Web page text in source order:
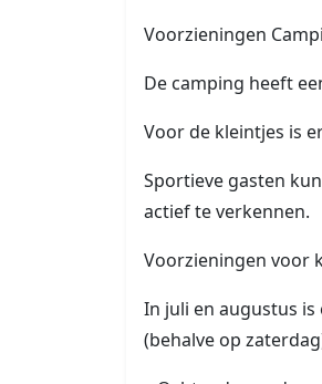
Voorzieningen
De camping heeft
Voor de kleintjes is
Sportieve gasten
actief te verkennen.
Voorzieningen voor
In juli en augustus
(behalve op